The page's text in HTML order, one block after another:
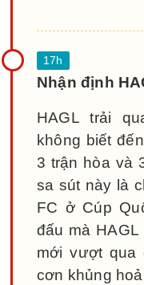
Nhận định
HAGL trải
không biết
3 trận hòa và
sa sút này là
FC ở Cúp
đấu mà
mới vượt qua
cơn khủng